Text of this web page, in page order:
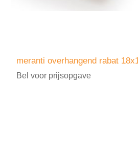
meranti overhangend rabat
Bel voor prijsopgave